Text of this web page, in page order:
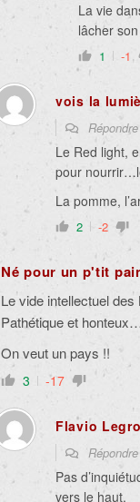
La vie
lâcher
1 -1
vois la
Le Red light,
pour
La pomme,
2 -2
Né pour un p'tit
Le vide intellectuel
Pathétique et
On veut un pays !!
3 -17
Flavio
Pas
vers le haut.